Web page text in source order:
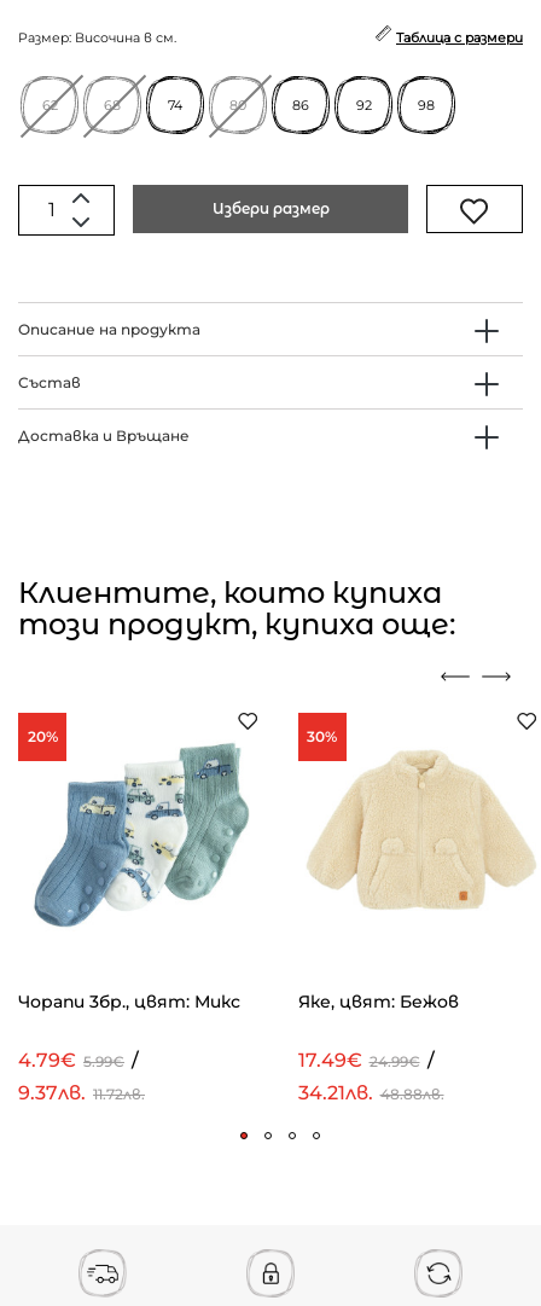
Размер: Височина в см. Таблица с размери
62 68 74 80 86 92 98
Избери размер
Описание на продукта
Състав
Доставка и Връщане
Клиентите, които купиха
този продукт, купиха още:
20%
Чорапи 3бр., цвят: Микс
4.79€ 5.99€ /
9.37лв. 11.72лв.
30%
Яке, цвят: Бежов
17.49€ 24.99€ /
34.21лв. 48.88лв.